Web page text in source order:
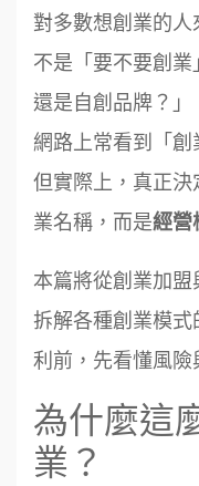
對多數想創業的
不是「要不要創業
還是自創品牌？」
網路上常看到「創
但實際上，真正
業名稱，而是經營
本篇將從創業加
拆解各種創業模
利前，先看懂風險
為什麼這
業？